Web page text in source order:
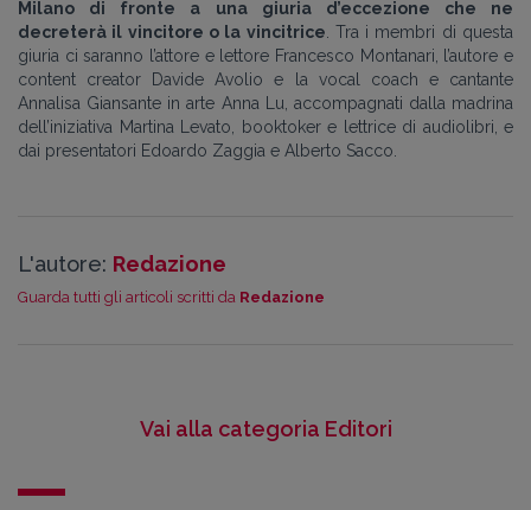
Milano di fronte a una giuria d’eccezione che ne
decreterà il vincitore o la vincitrice . Tra i membri di questa
giuria ci saranno l’attore e lettore Francesco Montanari , l’autore e
content creator Davide Avolio e la vocal
coach e cantante
Annalisa Giansante in arte Anna Lu , accompagnati dalla madrina
dell’iniziativa Martina Levato booktokere lettrice di audiolibri, e
dai presentatori Edoardo Zaggia e Alberto Sacco
L'autore: Redazione
Guarda tutti gli articoli scritti da Redazione
Vai alla categoria Editori